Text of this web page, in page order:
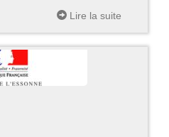
Lire la suite